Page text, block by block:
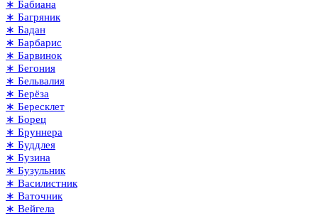
∗ Бабиана
∗ Багряник
∗ Бадан
∗ Барбарис
∗ Барвинок
∗ Бегония
∗ Бельвалия
∗ Берёза
∗ Бересклет
∗ Борец
∗ Бруннера
∗ Буддлея
∗ Бузина
∗ Бузульник
∗ Василистник
∗ Ваточник
∗ Вейгела